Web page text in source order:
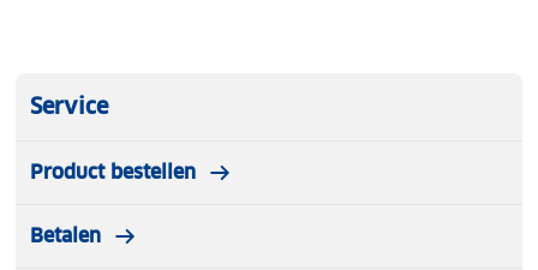
Service
Product bestellen
Betalen